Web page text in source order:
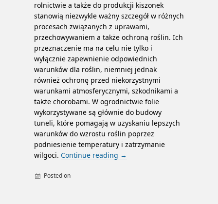
rolnictwie a także do produkcji kiszonek
stanowią niezwykle ważny szczegół w różnych
procesach związanych z uprawami,
przechowywaniem a także ochroną roślin. Ich
przeznaczenie ma na celu nie tylko i
wyłącznie zapewnienie odpowiednich
warunków dla roślin, niemniej jednak
również ochronę przed niekorzystnymi
warunkami atmosferycznymi, szkodnikami a
także chorobami. W ogrodnictwie folie
wykorzystywane są głównie do budowy
tuneli, które pomagają w uzyskaniu lepszych
warunków do wzrostu roślin poprzez
podniesienie temperatury i zatrzymanie
wilgoci. Continue reading →
Posted on